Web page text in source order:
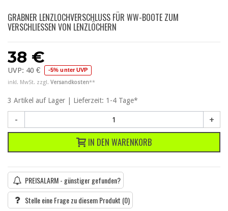
GRABNER LENZLOCHVERSCHLUSS FÜR WW-BOOTE ZUM
VERSCHLIESSEN VON LENZLÖCHERN
38 €
UVP: 40 € -5% unter UVP
inkl. MwSt. zzgl. Versandkosten**
3 Artikel auf Lager | Lieferzeit: 1-4 Tage*
- +
IN DEN WARENKORB
PREISALARM - günstiger gefunden?
Stelle eine Frage zu diesem Produkt (0)